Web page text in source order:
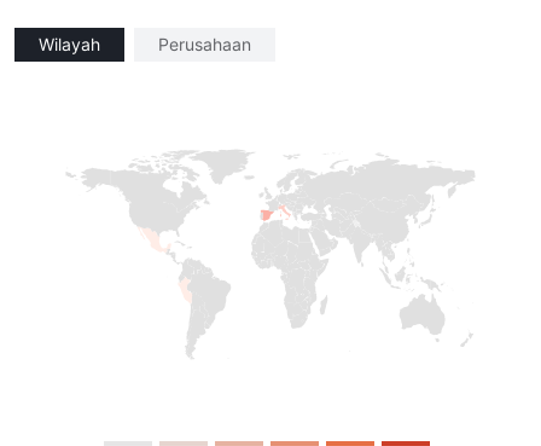
Wilayah Perusahaan